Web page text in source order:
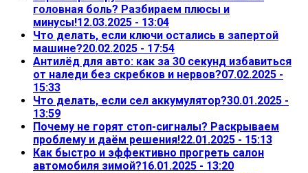
головная боль? Разбираем плюсы и
минусы!12.03.2025 - 13:04
Что делать, если ключи остались в запертой
машине?20.02.2025 - 17:54
Антилёд для авто: как за 30 секунд избавиться
от наледи без скребков и нервов?07.02.2025 -
15:33
Что делать, если сел аккумулятор?30.01.2025 -
13:59
Почему не горят стоп-сигналы? Раскрываем
проблему и даём решения!22.01.2025 - 15:13
Как быстро и эффективно прогреть салон
автомобиля зимой?16.01.2025 - 13:20